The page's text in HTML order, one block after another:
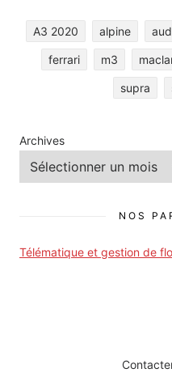
A3 2020 alpine
ferrari m3
supra
Archives
NOS
Télématique et gestion de